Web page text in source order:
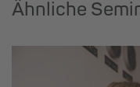
Ähnliche